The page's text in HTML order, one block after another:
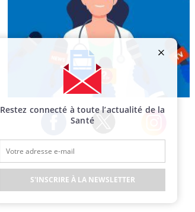
Facebook Twitter Instagram
Restez connecté à toute l’actualité de la
Santé
S'INSCRIRE À LA NEWSLETTER